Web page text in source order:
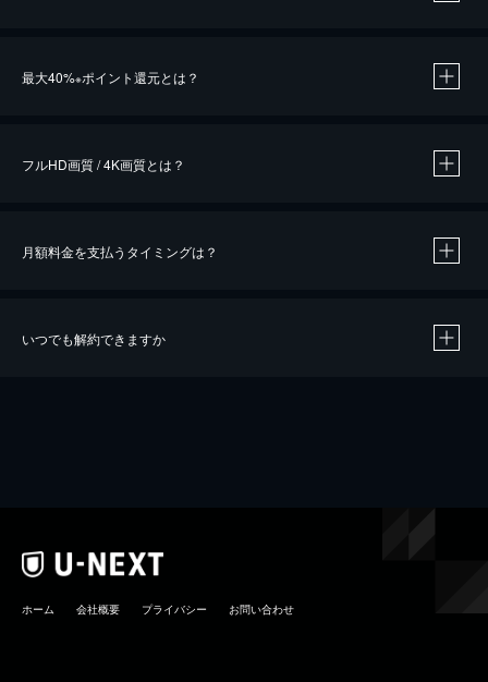
最大40%※ポイント還元とは？
※40％ポイント還元の対象は、クレジットカード決済による作品の購入 / レンタルです。
フルHD画質 / 4K画質とは？
月額料金を支払うタイミングは？
いつでも解約できますか
ホーム 会社概要 プライバシー お問い合わせ